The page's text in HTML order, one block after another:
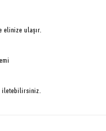
elinize ulaşır.
iletebilirsiniz.